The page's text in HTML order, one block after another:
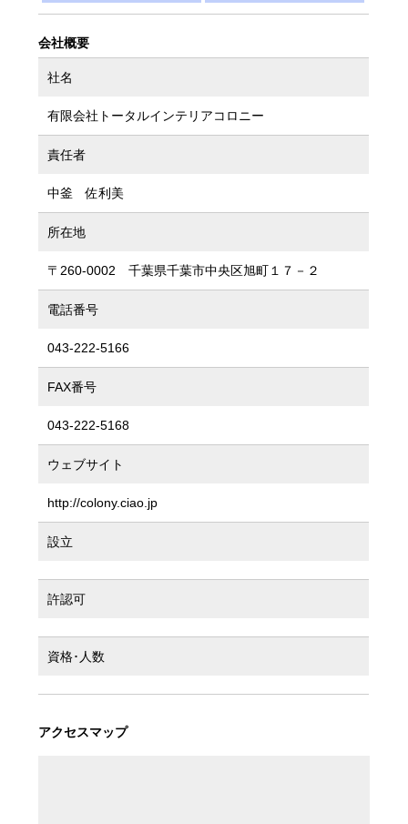
会社概要
社名
有限会社トータルインテリアコロニー
責任者
中釜 佐利美
所在地
〒260-0002 千葉県千葉市中央区旭町１７－２
電話番号
043-222-5166
FAX番号
043-222-5168
ウェブサイト
http://colony.ciao.jp
設立
許認可
資格･人数
アクセスマップ